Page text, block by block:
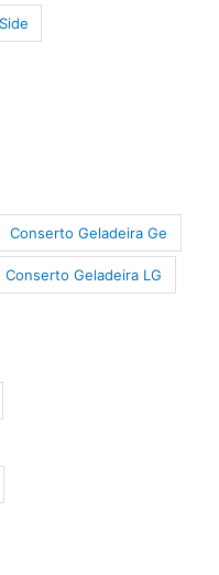
Conserto Geladeira Ge
Conserto Geladeira LG